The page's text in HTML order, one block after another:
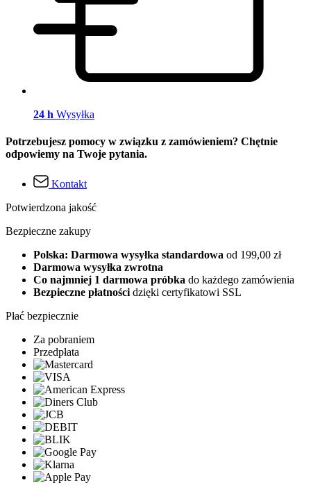
24 h Wysyłka
Potrzebujesz pomocy w związku z zamówieniem? Chętnie
odpowiemy na Twoje pytania.
Kontakt
Potwierdzona jakość
Bezpieczne zakupy
Polska: Darmowa wysyłka standardowa od 199,00 zł
Darmowa wysyłka zwrotna
Co najmniej 1 darmowa próbka do każdego zamówienia
Bezpieczne płatności dzięki certyfikatowi SSL
Płać bezpiecznie
Za pobraniem
Przedpłata